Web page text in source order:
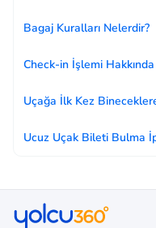
Bagaj Kuralları Nelerdir?
Check-in İşlemi
Uçağa İlk Kez
Ucuz Uçak Bileti Bulma